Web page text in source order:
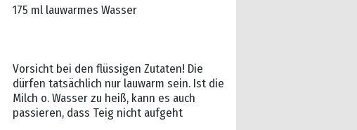
175 ml lauwarmes Wasser
Vorsicht bei den flüssigen Zutaten! Die
dürfen tatsächlich nur lauwarm sein. Ist die
Milch o. Wasser zu heiß, kann es auch
passieren, dass Teig nicht aufgeht